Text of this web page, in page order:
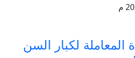
المعاملة لكبار السن